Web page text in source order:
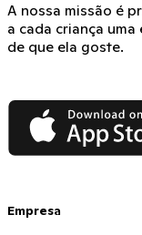
A nossa missão é
a cada criança uma
de que ela goste.
App Store
Empresa